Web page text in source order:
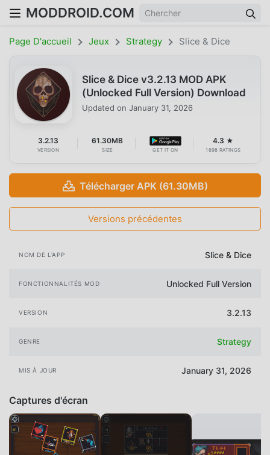
MODDROID.COM
Page D'accueil Jeux Strategy Slice & Dice
Slice & Dice v3.2.13 MOD APK
(Unlocked Full Version) Download
Updated on January 31, 2026
3.2.13
VERSION
61.30MB
SIZE GET IT ON
4.3 ★
1698 RATINGS
Télécharger APK (61.30MB)
Versions précédentes
NOM DE L'APP Slice & Dice
FONCTIONNALITÉS MOD Unlocked Full Version
VERSION 3.2.13
GENRE Strategy
MIS À JOUR January 31, 2026
Captures d'écran